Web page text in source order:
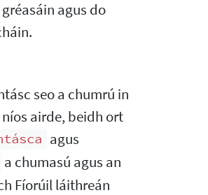
agus do
seo a chumrú in
níos airde, beidh ort
agus
a chumasú agus an
Fíorúil láithreán